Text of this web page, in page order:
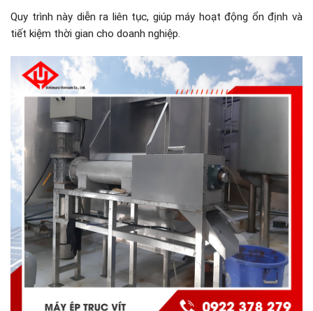
Quy trình này diễn ra liên tục, giúp máy hoạt động ổn định và
tiết kiệm thời gian cho doanh nghiệp.